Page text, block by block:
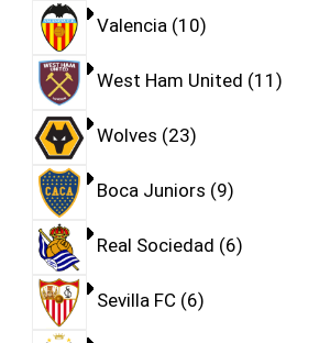
Valencia 10
West Ham United 11
Wolves 23
Boca Juniors 9
Real Sociedad 6
Sevilla FC 6